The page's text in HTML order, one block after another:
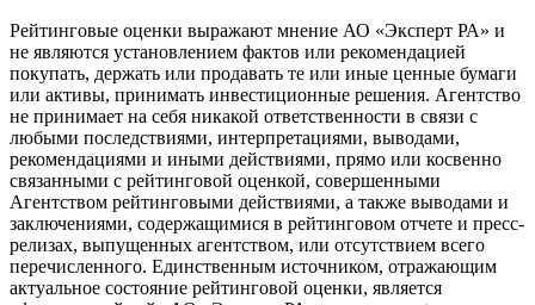
Рейтинговые оценки выражают мнение АО «Эксперт РА» и
не являются установлением фактов или рекомендацией
покупать, держать или продавать те или иные ценные бумаги
или активы, принимать инвестиционные решения. Агентство
не принимает на себя никакой ответственности в связи с
любыми последствиями, интерпретациями, выводами,
рекомендациями и иными действиями, прямо или косвенно
связанными с рейтинговой оценкой, совершенными
Агентством рейтинговыми действиями, а также выводами и
заключениями, содержащимися в рейтинговом отчете и пресс-
релизах, выпущенных агентством, или отсутствием всего
перечисленного. Единственным источником, отражающим
актуальное состояние рейтинговой оценки, является